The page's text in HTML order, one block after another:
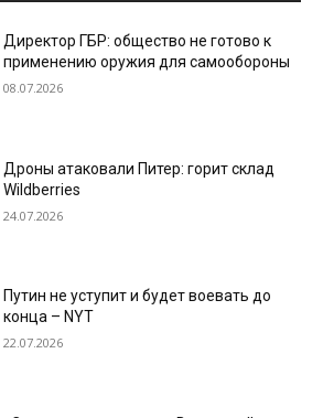
Директор ГБР: общество не готово к
применению оружия для самообороны
08.07.2026
Дроны атаковали Питер: горит склад
Wildberries
24.07.2026
Путин не уступит и будет воевать до
конца – NYT
22.07.2026